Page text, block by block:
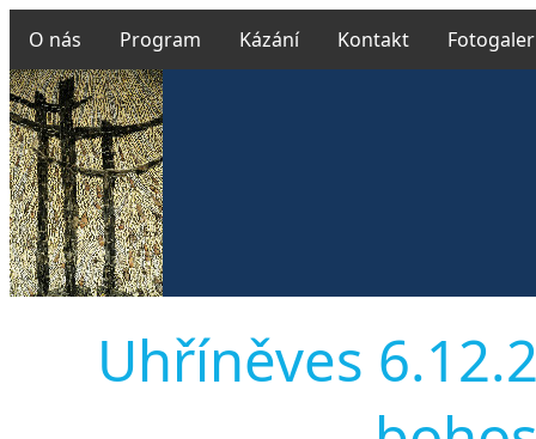
O nás Program Kázání Kontakt
Uhříněves